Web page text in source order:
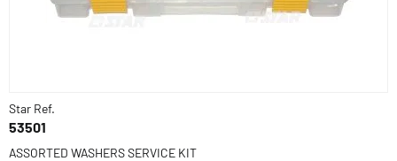
Star Ref.
53501
ASSORTED WASHERS SERVICE KIT